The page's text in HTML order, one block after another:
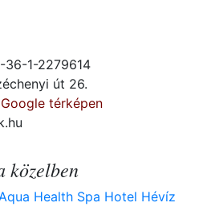
36-1-2279614
út 26.
térképen
közelben
Health Spa Hotel Hévíz